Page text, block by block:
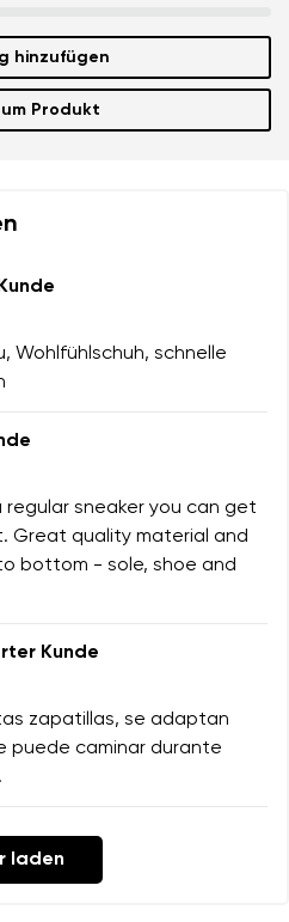
hinzufügen
Produkt
Wohlfühlschuh, schnelle
sneaker you can get
Great quality material and
bottom - sole, shoe and
Kunde
zapatillas, se adaptan
puede caminar durante
laden